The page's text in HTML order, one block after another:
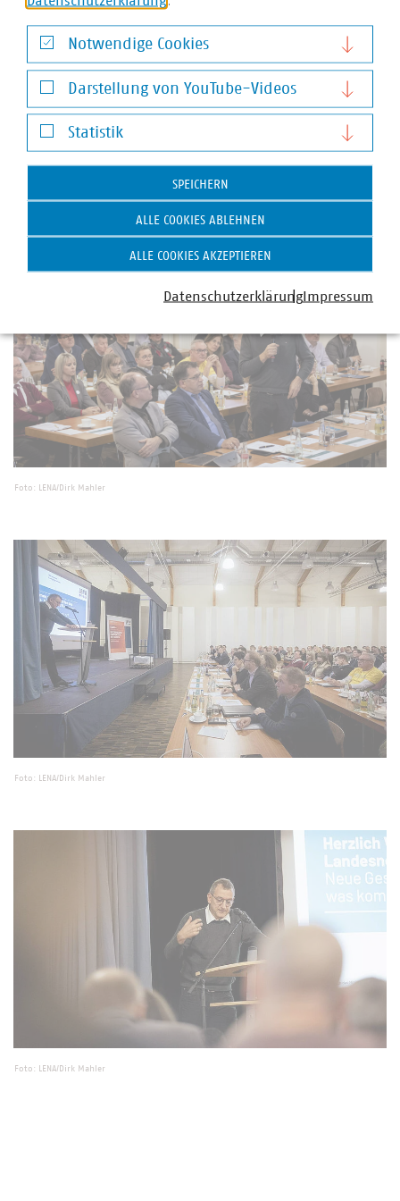
Foto: LENA/Dirk Mahler
Foto: LENA/Dirk Mahler
Foto: LENA/Dirk Mahler
Foto: LENA/Dirk Mahler
Notwendige Cookies
Notwendige Cookies
Darstellung von YouTube-Videos
Darstellung von YouTube-Videos
Statistik
Statistik
SPEICHERN
ALLE COOKIES ABLEHNEN
ALLE COOKIES AKZEPTIEREN
DatenschutzerklärungImpressum